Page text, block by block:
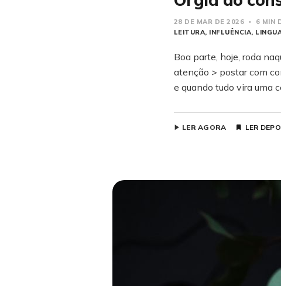
28 DE MAR DE 2026 6 MIN
LEITURA INFLUÊNCIA
Boa parte, hoje, roda
atenção > postar com
e quando tudo vira uma
LER AGORA LER